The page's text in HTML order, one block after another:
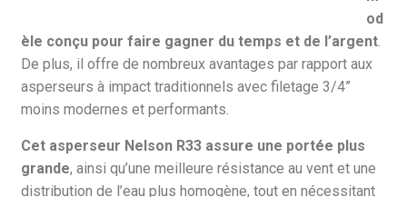
od
èle conçu pour faire gagner du temps et de l’argent.
De plus, il offre de nombreux avantages par rapport aux
asperseurs à impact traditionnels avec filetage 3/4”
moins modernes et performants.
Cet asperseur Nelson R33 assure une portée plus
grande, ainsi qu’une meilleure résistance au vent et une
distribution de l’eau plus homogène, tout en nécessitant